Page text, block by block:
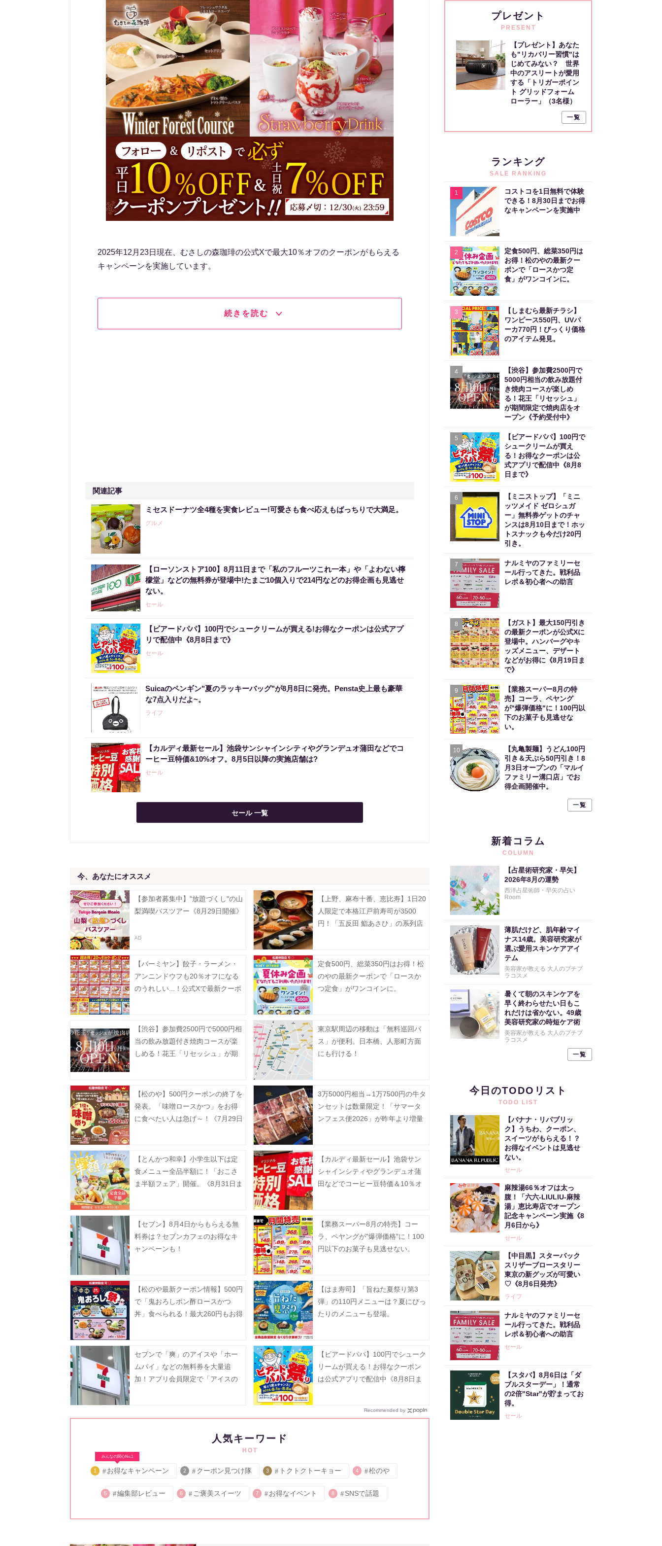
2025年12月23日現在、むさしの森珈琲の公式Xで最大10％オフのクーポンがもらえる
キャンペーンを実施しています。
続きを読む
関連記事
ミセスドーナツ全4種を実食レビュー!可愛さも食べ応えもばっちりで大満足。
グルメ
【ローソンストア100】8月11日まで「私のフルーツこれ一本」や「よわない檸
檬堂」などの無料券が登場中!たまご10個入りで214円などのお得企画も見逃せ
ない。
セール
【ビアードパパ】100円でシュークリームが買える!お得なクーポンは公式アプ
リで配信中《8月8日まで》
セール
Suicaのペンギン"夏のラッキーバッグ"が8月8日に発売。Pensta史上最も豪華
な7点入りだよ~。
ライフ
【カルディ最新セール】池袋サンシャインシティやグランデュオ蒲田などでコ
ーヒー豆特価&10%オフ。8月5日以降の実施店舗は?
セール
セール 一覧
今、あなたにオススメ
【参加者募集中】"放題づくし"の山
梨満喫バスツアー《8月29日開催》
【上野、麻布十番、恵比寿】1日20
人限定で本格江戸前寿司が3500
円！「五反田 鮨あさひ」の系列店
【バーミヤン】餃子・ラーメン・
アンニンドウフも20％オフになる
のうれしい...！公式Xで最新クーポ
定食500円、総菜350円はお得！松
のやの最新クーポンで「ロースか
つ定食」がワンコインに。
【渋谷】参加費2500円で5000円相
当の飲み放題付き焼肉コースが楽
しめる！花王「リセッシュ」が期
東京駅周辺の移動は「無料巡回バ
ス」が便利。日本橋、人形町方面
にも行ける！
【松のや】500円クーポンの終了を
発表。「味噌ロースかつ」をお得
に食べたい人は急げ～！《7月29日
3万5000円相当→1万7500円の牛タ
ンセットは数量限定！「サマータ
ンフェス便2026」が昨年より増量
【とんかつ和幸】小学生以下は定
食メニュー全品半額に！「おこさ
ま半額フェア」開催。《8月31日ま
【カルディ最新セール】池袋サン
シャインシティやグランデュオ蒲
田などでコーヒー豆特価＆10％オ
【セブン】8月4日からもらえる無
料券は？セブンカフェのお得なキ
ャンペーンも！
【業務スーパー8月の特売】コー
ラ、ペヤングが"爆弾価格"に！100
円以下のお菓子も見逃せない。
【松のや最新クーポン情報】500円
で「鬼おろしポン酢ロースかつ
丼」食べられる！最大260円もお得
【はま寿司】「旨ねた夏祭り第3
弾」の110円メニューは？夏にぴっ
たりのメニューも登場。
セブンで「爽」のアイスや「ホー
ムパイ」などの無料券を大量追
加！アプリ会員限定で「アイスの
【ビアードパパ】100円でシューク
リームが買える！お得なクーポン
は公式アプリで配信中《8月8日ま
Recommended by
人気キーワード
HOT
みんなの関心No.1
1 お得なキャンペーン 2 クーポン見つけ隊 3 トクトクトーキョー 4 松のや
5 編集部レビュー 6 ご褒美スイーツ 7 お得なイベント 8 SNSで話題
プレゼント
PRESENT
【プレゼント】あなた
も"リカバリー習慣"は
じめてみない？ 世界
中のアスリートが愛用
する「トリガーポイン
ト グリッドフォーム
ローラー」（3名様）
一覧
ランキング
SALE RANKING
1
コストコを1日無料で体験
できる！8月30日までお得
なキャンペーンを実施中
2
定食500円、総菜350円は
お得！松のやの最新クー
ポンで「ロースかつ定
食」がワンコインに。
3
【しまむら最新チラシ】
ワンピース550円、UVパ
ーカ770円！びっくり価格
のアイテム発見。
4
【渋谷】参加費2500円で
5000円相当の飲み放題付
き焼肉コースが楽しめ
る！花王「リセッシュ」
が期間限定で焼肉店をオ
ープン《予約受付中》
5
【ビアードパパ】100円で
シュークリームが買え
る！お得なクーポンは公
式アプリで配信中《8月8
日まで》
6
【ミニストップ】「ミニ
ッツメイド ゼロシュガ
ー」無料券ゲットのチャ
ンスは8月10日まで！ホッ
トスナックも今だけ20円
引き。
7
ナルミヤのファミリーセ
ール行ってきた。戦利品
レポ＆初心者への助言
8
【ガスト】最大150円引き
の最新クーポンが公式Xに
登場中。ハンバーグやキ
ッズメニュー、デザート
などがお得に《8月19日ま
で》
9
【業務スーパー8月の特
売】コーラ、ペヤング
が"爆弾価格"に！100円以
下のお菓子も見逃せな
い。
10
【丸亀製麺】うどん100円
引き＆天ぷら50円引き！8
月3日オープンの「マルイ
ファミリー溝口店」でお
得企画開催中。
一覧
新着コラム
COLUMN
【占星術研究家・早矢】
2026年8月の運勢
西洋占星術師・早矢の占い
Room
薄肌だけど、肌年齢マイ
ナス14歳。美容研究家が
選ぶ愛用スキンケアアイ
テム
美容家が教える 大人のプチプ
ラコスメ
暑くて朝のスキンケアを
早く終わらせたい日もこ
れだけは省かない。49歳
美容研究家の時短ケア術
美容家が教える 大人のプチプ
ラコスメ
一覧
今日のTODOリスト
TODO LIST
【バナナ・リパブリッ
ク】うちわ、クーポン、
スイーツがもらえる！？
お得なイベントは見逃せ
ない。
セール
麻辣湯66％オフは太っ
腹！「六六-LIULIU-麻辣
湯」恵比寿店でオープン
記念キャンペーン実施《8
月6日から》
セール
【中目黒】スターバック
スリザーブロースタリー
東京の新グッズが可愛い
♡《8月6日発売》
ライフ
ナルミヤのファミリーセ
ール行ってきた。戦利品
レポ＆初心者への助言
セール
【スタバ】8月6日は「ダ
ブルスターデー」！通常
の2倍"Star"が貯まってお
得。
セール